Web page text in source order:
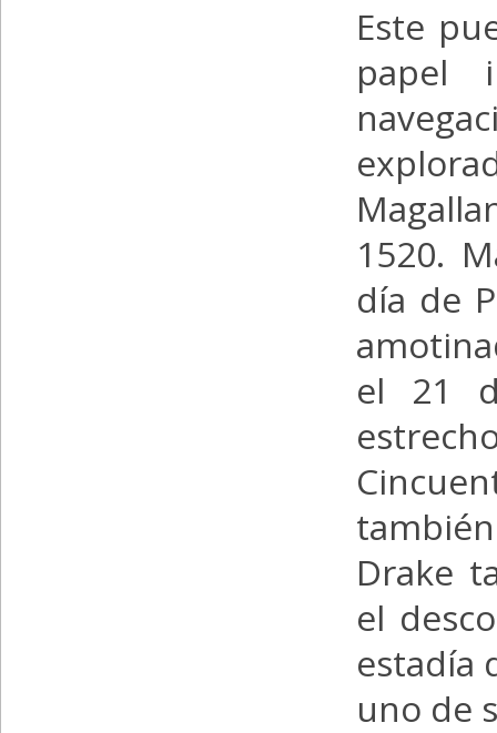
Este
papel
1520.
día de
el 21
Drake
el
estadía
uno de